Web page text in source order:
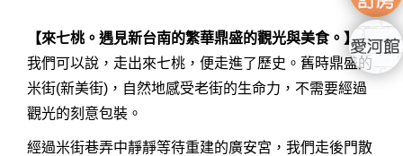
【來七桃。遇見新台南的繁華鼎盛的觀光與美食。】
我們可以說，走出來七桃，便走進了歷史。舊時鼎盛的
米街(新美街)，自然地感受老街的生命力，不需要經過
觀光的刻意包裝。
經過米街巷弄中靜靜等待重建的廣安宮，我們走後門散